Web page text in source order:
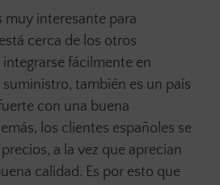
muy interesante para
cerca de los otros
fácilmente en
también es un país
con una buena
los clientes españoles se
a la vez que aprecian
calidad. Es por esto que